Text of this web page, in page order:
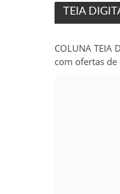
TEIA
COLUNA TEIA
com ofertas de